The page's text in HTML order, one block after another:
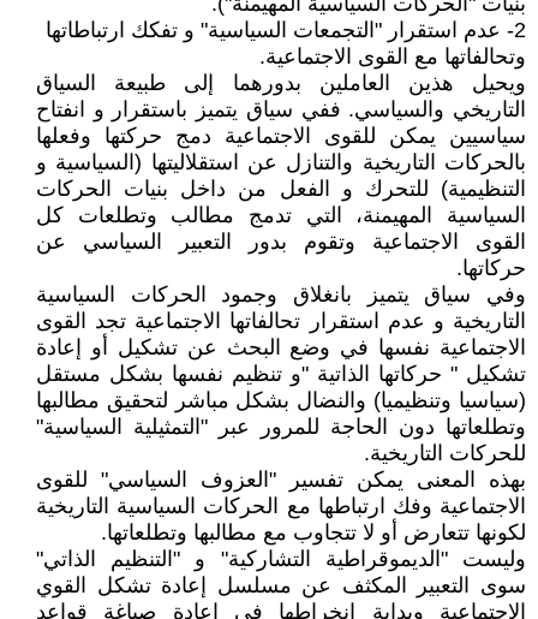
2- عدم استقرار "التجمعات السياسية" و تفكك ارتباطاتها
وتحالفاتها مع القوى الاجتماعية.
ويحيل هذين العاملين بدورهما إلى طبيعة السياق
التاريخي والسياسي. ففي سياق يتميز باستقرار و انفتاح
سياسيين يمكن للقوى الاجتماعية دمج حركتها وفعلها
بالحركات التاريخية والتنازل عن استقلاليتها (السياسية و
التنظيمية) للتحرك و الفعل من داخل بنيات الحركات
السياسية المهيمنة، التي تدمج مطالب وتطلعات كل
القوى الاجتماعية وتقوم بدور التعبير السياسي عن
حركاتها.
وفي سياق يتميز بانغلاق وجمود الحركات السياسية
التاريخية و عدم استقرار تحالفاتها الاجتماعية تجد القوى
الاجتماعية نفسها في وضع البحث عن تشكيل أو إعادة
تشكيل " حركاتها الذاتية "و تنظيم نفسها بشكل مستقل
(سياسيا وتنظيميا) والنضال بشكل مباشر لتحقيق مطالبها
وتطلعاتها دون الحاجة للمرور عبر "التمثيلية السياسية"
للحركات التاريخية.
بهذه المعنى يمكن تفسير "العزوف السياسي" للقوى
الاجتماعية وفك ارتباطها مع الحركات السياسية التاريخية
لكونها تتعارض أو لا تتجاوب مع مطالبها وتطلعاتها.
وليست "الديموقراطية التشاركية" و "التنظيم الذاتي"
سوى التعبير المكثف عن مسلسل إعادة تشكل القوي
الاجتماعية وبداية انخراطها في إعادة صياغة قواعد